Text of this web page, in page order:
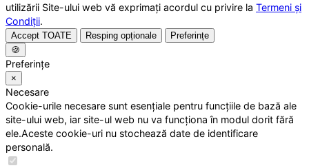
utilizării Site-ului web vă exprimați acordul cu privire la Termeni și
Condiții.
Accept TOATE Resping opționale
Preferințe
🍪
Preferințe
×
Necesare
Cookie-urile necesare sunt esențiale pentru funcțiile de bază ale
site-ului web, iar site-ul web nu va funcționa în modul dorit fără
ele.Aceste cookie-uri nu stochează date de identificare
personală.